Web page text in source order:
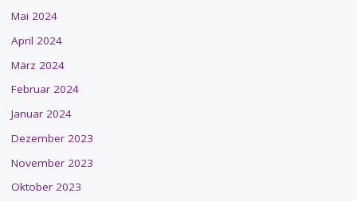
Mai 2024
April 2024
März 2024
Februar 2024
Januar 2024
Dezember 2023
November 2023
Oktober 2023